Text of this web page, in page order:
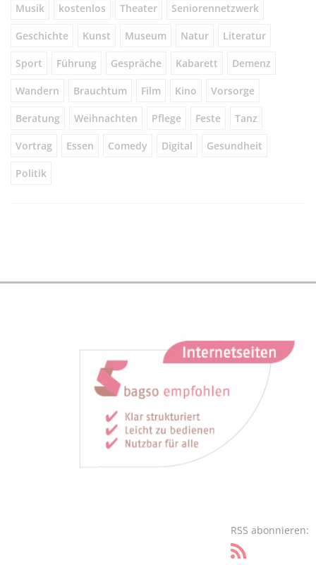
Musik kostenlos Theater Seniorennetzwerk
Geschichte Kunst Museum Natur Literatur
Sport Führung Gespräche Kabarett Demenz
Wandern Brauchtum Film Kino Vorsorge
Beratung Weihnachten Pflege Feste Tanz
Vortrag Essen Comedy Digital Gesundheit
Politik
RSS abonnieren: